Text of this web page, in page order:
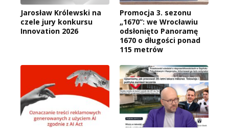
Jarosław Królewski na
czele jury konkursu
Innovation 2026
Promocja 3. sezonu
„1670”: we Wrocławiu
odsłonięto Panoramę
1670 o długości ponad
115 metrów